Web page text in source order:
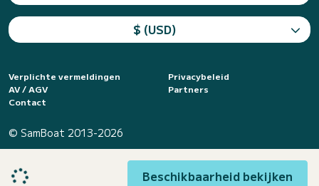
Beschikbaarheid bekijken
$ (USD)
Verplichte vermeldingen
Privacybeleid
AV / AGV
Partners
Contact
© SamBoat 2013-2026